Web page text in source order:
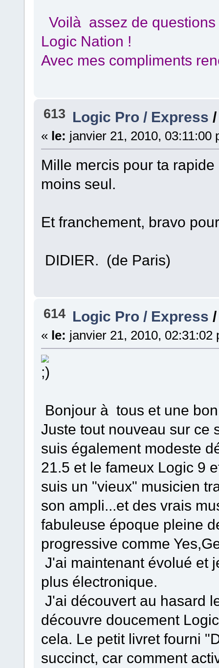
Voilà assez de
Logic Nation !
Avec mes compliments
613 Logic Pro / Express
« le: janvier 21, 2010, 03:11:00
Mille mercis pour ta
moins seul.
Et franchement, bravo
DIDIER. (de Paris)
614 Logic Pro / Express
« le: janvier 21, 2010, 02:31:02
Bonjour à tous et une
Juste tout nouveau sur ce
suis également modeste
21.5 et le fameux Logic 9
suis un "vieux" musicien
son ampli...et des vrais
fabuleuse époque pleine
progressive comme
J'ai maintenant évolué et
plus électronique.
J'ai découvert au hasard
découvre doucement
cela. Le petit livret fourni
succinct, car comment